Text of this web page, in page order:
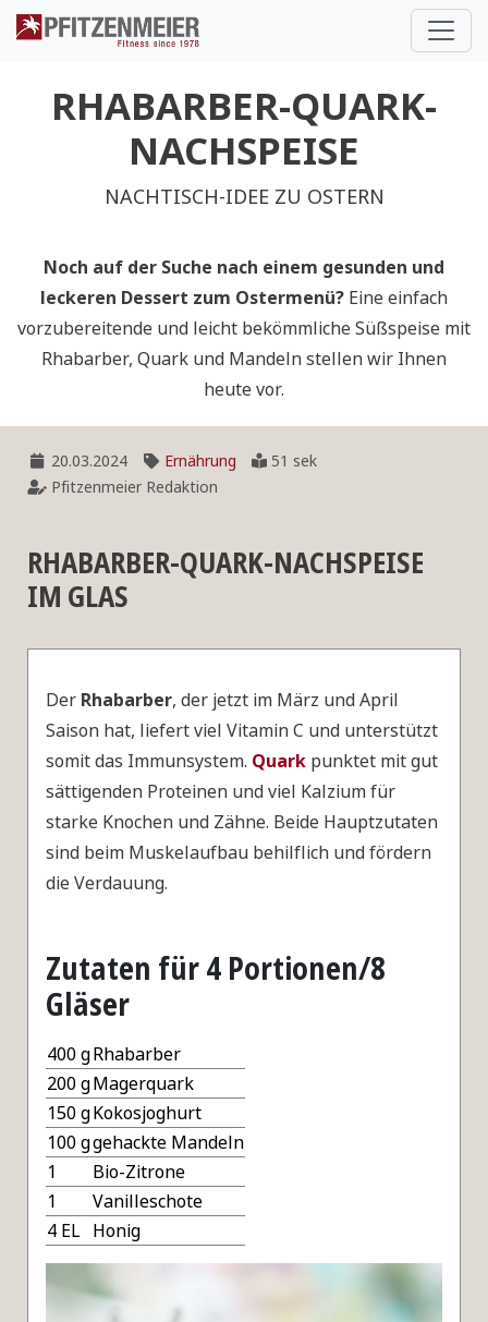
RHABARBER-QUARK-
NACHSPEISE
NACHTISCH-IDEE ZU OSTERN
Noch auf der Suche nach einem gesunden und
leckeren Dessert zum Ostermenü? Eine einfach
vorzubereitende und leicht bekömmliche Süßspeise mit
Rhabarber, Quark und Mandeln stellen wir Ihnen
heute vor.
20.03.2024 Ernährung
51 sek
Pfitzenmeier Redaktion
RHABARBER-QUARK-NACHSPEISE
IM GLAS
Der Rhabarber, der jetzt im März und April
Saison hat, liefert viel Vitamin C und unterstützt
somit das Immunsystem. Quark punktet mit gut
sättigenden Proteinen und viel Kalzium für
starke Knochen und Zähne. Beide Hauptzutaten
sind beim Muskelaufbau behilflich und fördern
die Verdauung.
Zutaten für 4 Portionen/8
Gläser
400 gRhabarber
200 gMagerquark
150 gKokosjoghurt
100 ggehackte Mandeln
1
Bio-Zitrone
1
Vanilleschote
4 EL Honig